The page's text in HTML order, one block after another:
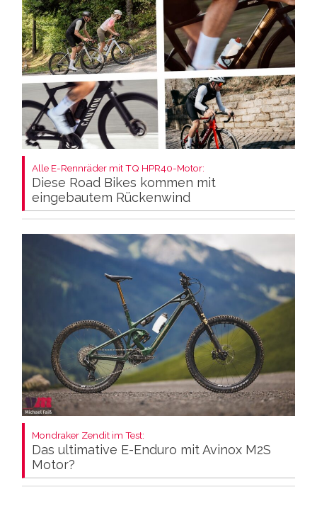
Alle E-Rennräder mit TQ HPR40-Motor:
Diese Road Bikes kommen mit
eingebautem Rückenwind
Mondraker Zendit im Test:
Das ultimative E-Enduro mit Avinox M2S
Motor?